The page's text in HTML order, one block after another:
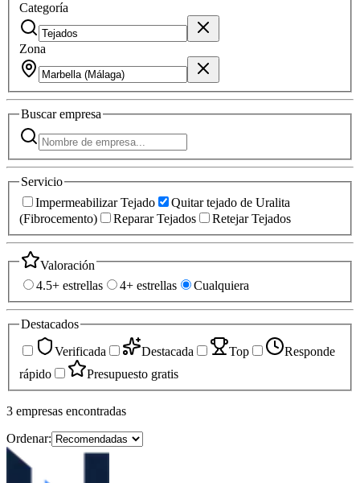
Categoría
Zona
Buscarempresa
Servicio
Impermeabilizar Tejado
Quitar tejado de Uralita
(Fibrocemento)
Reparar Tejados Retejar Tejados
Valoración
4.5+ estrellas
4+ estrellas Cualquiera
Destacados
Verificada
Destacada Top
Responde
rápido
Presupuesto gratis
3 empresas encontradas
Ordenar: